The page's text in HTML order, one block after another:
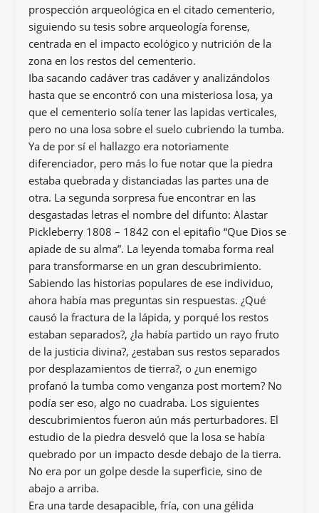
prospección arqueológica en el citado cementerio,
siguiendo su tesis sobre arqueología forense,
centrada en el impacto ecológico y nutrición de la
zona en los restos del cementerio.
Iba sacando cadáver tras cadáver y analizándolos
hasta que se encontró con una misteriosa losa, ya
que el cementerio solía tener las lapidas verticales,
pero no una losa sobre el suelo cubriendo la tumba.
Ya de por sí el hallazgo era notoriamente
diferenciador, pero más lo fue notar que la piedra
estaba quebrada y distanciadas las partes una de
otra. La segunda sorpresa fue encontrar en las
desgastadas letras el nombre del difunto: Alastar
Pickleberry 1808 – 1842 con el epitafio “Que Dios se
apiade de su alma”. La leyenda tomaba forma real
para transformarse en un gran descubrimiento.
Sabiendo las historias populares de ese individuo,
ahora había mas preguntas sin respuestas. ¿Qué
causó la fractura de la lápida, y porqué los restos
estaban separados?, ¿la había partido un rayo fruto
de la justicia divina?, ¿estaban sus restos separados
por desplazamientos de tierra?, o ¿un enemigo
profanó la tumba como venganza post mortem? No
podía ser eso, algo no cuadraba. Los siguientes
descubrimientos fueron aún más perturbadores. El
estudio de la piedra desveló que la losa se había
quebrado por un impacto desde debajo de la tierra.
No era por un golpe desde la superficie, sino de
abajo a arriba.
Era una tarde desapacible, fría, con una gélida